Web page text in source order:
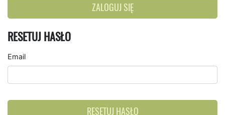
ZALOGUJ SIĘ
RESETUJ HASŁO
Email
RESETUJ HASŁO